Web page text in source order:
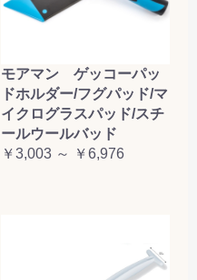
モアマン ゲッコーパッ
ドホルダー/フグパッド/マ
イクログラスパッド/スチ
ールウールバッド
￥3,003 ～ ￥6,976